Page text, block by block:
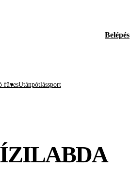
Belépés
füvesUtánpótlássport